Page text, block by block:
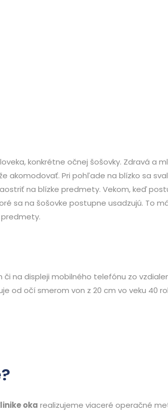
konkrétne očnej šošovky. Zdravá a
akomodovať. Pri pohľade na blízko sa
na blízke predmety. Vekom, keď
sa na šošovke postupne usadzujú. To
na displeji mobilného telefónu zo
od očí smerom von z 20 cm vo veku 40
oka realizujeme viaceré operačné